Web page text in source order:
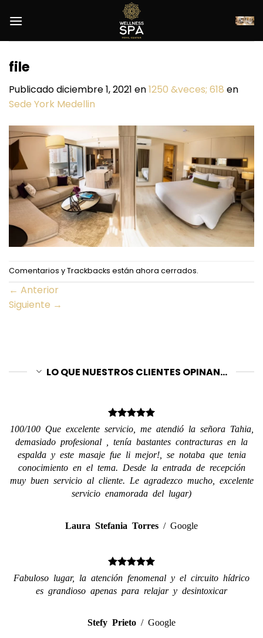
file
Publicadodiciembre 1, 2021 en1250 &veces; 618 en
Sede York Medellin
Comentarios y Trackbacks están ahora cerrados.
← Anterior
Siguiente →
LO QUE NUESTROS CLIENTES OPINAN...
100/100 Que excelente servicio, me atendió la señora Tahia,
demasiado profesional , tenía bastantes contracturas en la
espalda y este masaje fue li mejor!, se notaba que tenia
conocimiento en el tema. Desde la entrada de recepción
muy buen servicio al cliente. Le agradezco mucho, excelente
servicio enamorada del lugar)
Laura Stefania Torres / Google
Fabuloso lugar, la atención fenomenal y el circuito hídrico
es grandioso apenas para relajar y desintoxicar
Stefy Prieto / Google